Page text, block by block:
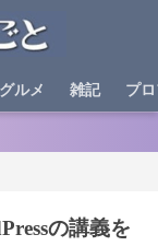
ルメ 雑記 プ
の講義を